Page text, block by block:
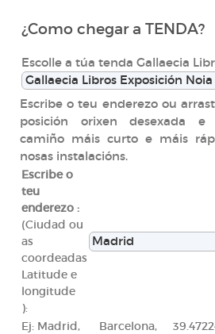
¿Como chegar a TENDA?
Escolle a túa tenda Gallaecia
Escribe o teu enderezo ou
posición orixen desexada e
camiño máis curto e máis
nosas instalacións.
Escribe o
teu
enderezo :
(Ciudad ou
as
coordeadas
Latitude e
longitude
):
Ej: Madrid, Barcelona,